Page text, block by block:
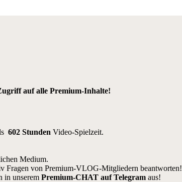
auf alle Premium-Inhalte!
602 Stunden Video-Spielzeit.
Medium.
Fragen von Premium-VLOG-Mitgliedern beantworten!
in unserem Premium-CHAT auf Telegram aus!